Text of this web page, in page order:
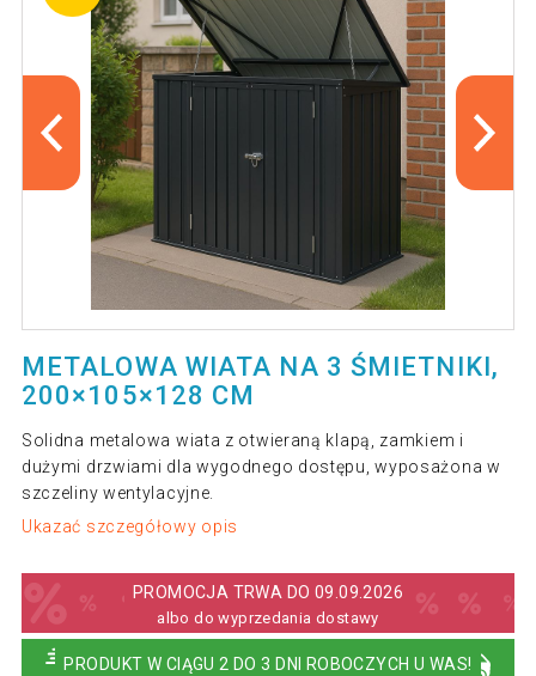
METALOWA WIATA NA 3 ŚMIETNIKI,
200×105×128 CM
Solidna metalowa wiata z otwieraną klapą, zamkiem i
dużymi drzwiami dla wygodnego dostępu, wyposażona w
szczeliny wentylacyjne.
Ukazać szczegółowy opis
PROMOCJA TRWA DO 09.09.2026
albo do wyprzedania dostawy
PRODUKT W CIĄGU 2 DO 3 DNI ROBOCZYCH U WAS!